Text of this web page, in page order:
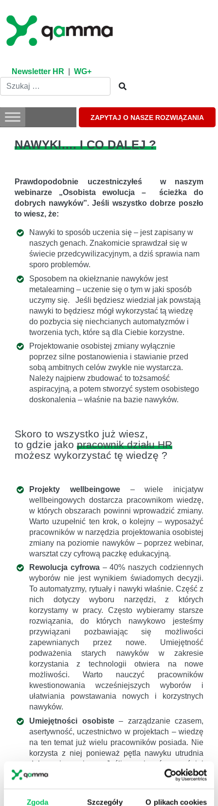
Zgoda Szczegóły O plikach cookies
content
Newsletter HR WG+
ZAPYTAJ O NASZE ROZWIĄZANIA
NAWYKI…. I CO DALEJ ?
Prawdopodobnie uczestniczyłeś w naszym
webinarze „Osobista ewolucja – ścieżka do
dobrych nawyków”. Jeśli wszystko dobrze poszło
to wiesz, że:
Nawyki to sposób uczenia się – jest zapisany w
naszych genach. Znakomicie sprawdzał się w
świecie przedcywilizacyjnym, a dziś sprawia nam
sporo problemów.
Sposobem na okiełznanie nawyków jest
metalearning – uczenie się o tym w jaki sposób
uczymy się. Jeśli będziesz wiedział jak powstają
nawyki to będziesz mógł wykorzystać tą wiedzę
do pozbycia się niechcianych automatyzmów i
tworzenia tych, które są dla Ciebie korzystne.
Projektowanie osobistej zmiany wyłącznie
poprzez silne postanowienia i stawianie przed
sobą ambitnych celów zwykle nie wystarcza.
Należy najpierw zbudować to tożsamość
aspiracyjną, a potem stworzyć system osobistego
doskonalenia – właśnie na bazie nawyków.
Skoro to wszystko już wiesz,
to gdzie jako pracownik działu HR
możesz wykorzystać tę wiedzę ?
Projekty wellbeingowe– wiele inicjatyw
wellbeingowych dostarcza pracownikom wiedzę,
w których obszarach powinni wprowadzić zmiany.
Warto uzupełnić ten krok, o kolejny – wyposażyć
pracowników w narzędzia projektowania osobistej
zmiany na poziomie nawyków – poprzez webinar,
warsztat czy cyfrową paczkę edukacyjną.
Rewolucja cyfrowa– 40% naszych codziennych
wyborów nie jest wynikiem świadomych decyzji.
To automatyzmy, rytuały i nawyki właśnie. Część z
nich dotyczy wyboru narzędzi, z których
korzystamy w pracy. Często wybieramy starsze
rozwiązania, do których nawykowo jesteśmy
przywiązani pozbawiając się możliwości
zapewnianych przez nowe. Umiejętność
podważenia starych nawyków w zakresie
korzystania z technologii otwiera na nowe
możliwości. Warto nauczyć pracowników
kwestionowania wcześniejszych wyborów i
ułatwiania powstawania nowych i korzystnych
nawyków.
Umiejętności osobiste– zarządzanie czasem,
asertywność, uczestnictwo w projektach – wiedzę
na ten temat już wielu pracowników posiada. Nie
korzysta z niej ponieważ pętla nawyku utrudnia
dokonanie zmiany. Jeśli powiązać wcześniej
zdobytą wiedzę z umiejętnością kształtowania